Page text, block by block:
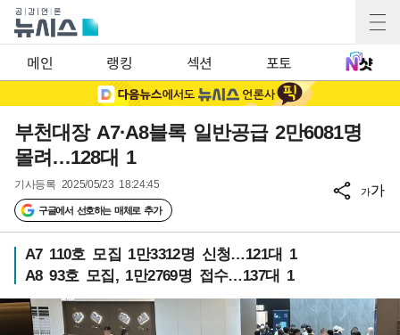
메인 랭킹 섹션 포토
부천대장 A7·A8블록 일반공급 2만6081명
몰려…128대 1
기사등록 2025/05/23 18:24:45
구글에서 선호하는 매체로 추가
가가
A7 110호 모집 1만3312명 신청…121대 1
A8 93호 모집, 1만2769명 접수…137대 1